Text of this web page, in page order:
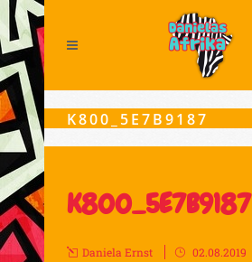
K800_5E7B9187
K800_5E7B9187
Daniela Ernst 02.08.2019